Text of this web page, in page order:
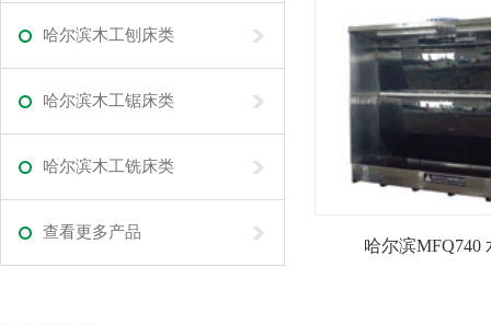
哈尔滨木工刨床类
哈尔滨木工锯床类
哈尔滨木工铣床类
查看更多产品
哈尔滨MFQ740